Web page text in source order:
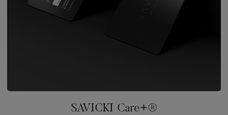
SAVICKI Care+®